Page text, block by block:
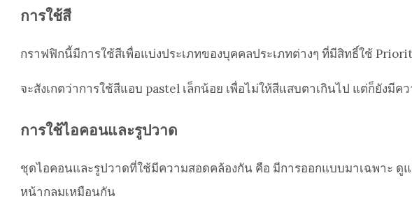
การใช้สี
กราฟฟิกนี้มีการใช้สีเพื่อแบ่งประเภทของบุคคลประเภทต่างๆ ที่มีสิทธิ์ใช้
จะสังเกตว่าการใช้สีแอบ pastel เล็กน้อย เพื่อไม่ให้สีแสบตาเกินไป แต่ก็ยังมีค
การใช้ไอคอนและรูปวาด
ชุดไอคอนและรูปวาดที่ใช้มีความสอดคล้องกัน คือ มีการออกแบบมาเฉพาะ
หน้ากลมเหมือนกัน